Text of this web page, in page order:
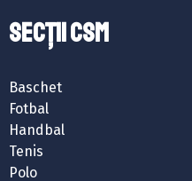
SECȚII CSM
Baschet
Fotbal
Handbal
Tenis
Polo